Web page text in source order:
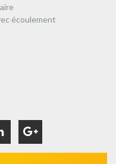
écoulement